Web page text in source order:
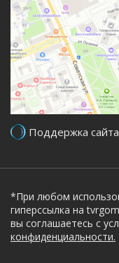
Поддержка
*При любом
гиперссылка на
вы соглашаетесь с
конфиденциальности.